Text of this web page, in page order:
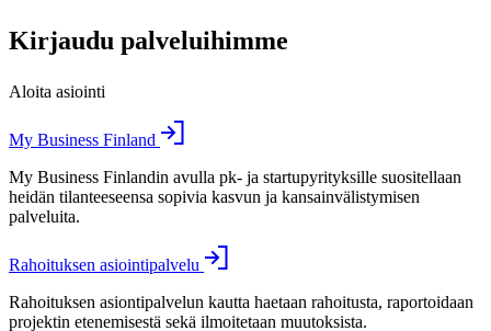
Kirjaudu palveluihimme
Aloita asiointi
My Business Finland
My Business Finlandin avulla pk- ja startupyrityksille suositellaan
heidän tilanteeseensa sopivia kasvun ja kansainvälistymisen
palveluita.
Rahoituksen asiointipalvelu
Rahoituksen asiontipalvelun kautta haetaan rahoitusta, raportoidaan
projektin etenemisestä sekä ilmoitetaan muutoksista.